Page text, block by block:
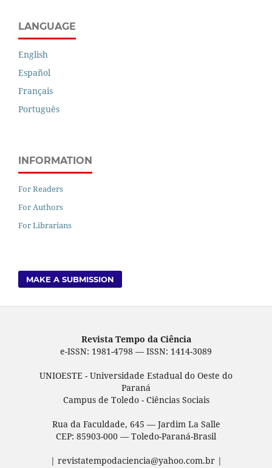
LANGUAGE
English
Español
Français
Português
INFORMATION
For Readers
For Authors
For Librarians
MAKE A SUBMISSION
Revista Tempo da Ciência
e-ISSN: 1981-4798 — ISSN: 1414-3089
UNIOESTE - Universidade Estadual do Oeste do
Paraná
Campus de Toledo - Ciências Sociais
Rua da Faculdade, 645 — Jardim La Salle
CEP: 85903-000 — Toledo-Paraná-Brasil
| revistatempodaciencia@yahoo.com.br |